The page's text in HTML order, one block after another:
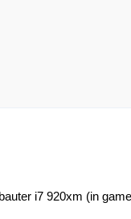
i7 920xm (in